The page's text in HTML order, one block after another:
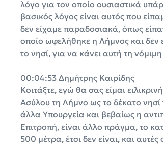
λόγο για τον οποίο ουσιαστικά
βασικός λόγος είναι αυτός που
δεν είχαμε παραδοσιακά, όπως
οποίο ωφελήθηκε η Λήμνος και δεν
το νησί, για να κάνει αυτή τη
00:04:53 Δημήτρης Καιρίδης
Κοιτάξτε, εγώ θα σας είμαι
Ασύλου τη Λήμνο ως το δέκατο νησί
άλλα Υπουργεία και βεβαίως η
Επιτροπή, είναι άλλο πράγμα, το
500 μέτρα, έτσι δεν είναι, και